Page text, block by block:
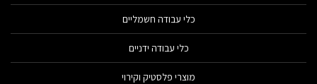
כלי עבודה חשמליים
כלי עבודה ידניים
מוצרי פלסטיק וקירוי